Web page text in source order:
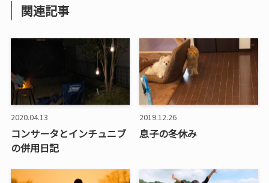
関連記事
2020.04.13
コンサータとインチュニブ
の併用日記
2019.12.26
息子の冬休み